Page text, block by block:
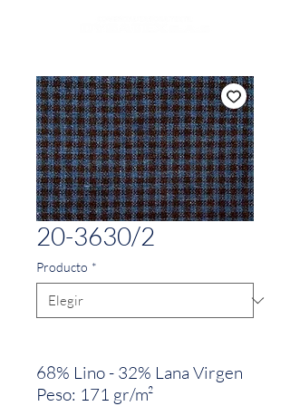
20-3630/2
Producto *
68% Lino - 32% Lana Virgen
Peso: 171 gr/m²